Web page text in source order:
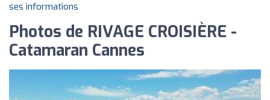
ses informations
Photos de RIVAGE CROISIÈRE -
Catamaran Cannes